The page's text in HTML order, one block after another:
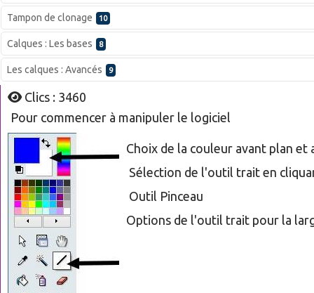
Tampon de clonage 10
Calques : Les bases 8
Les calques : Avancés 9
Clics : 3460
Pour commencer à manipuler le logiciel
Choix de la couleur avant plan et
Sélection de l'outil trait en
Outil Pinceau
Options de l'outil trait pour la